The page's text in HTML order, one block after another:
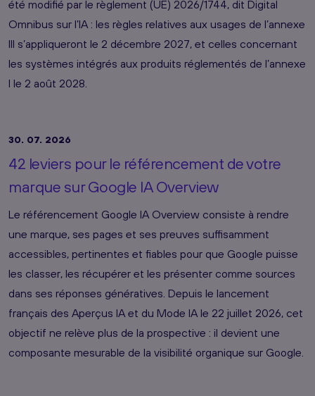
été modifié par le règlement (UE) 2026/1744, dit Digital
Omnibus sur l’IA : les règles relatives aux usages de l’annexe
III s’appliqueront le 2 décembre 2027, et celles concernant
les systèmes intégrés aux produits réglementés de l’annexe
I le 2 août 2028.
30. 07. 2026
42 leviers pour le référencement de votre
marque sur Google IA Overview
Le référencement Google IA Overview consiste à rendre
une marque, ses pages et ses preuves suffisamment
accessibles, pertinentes et fiables pour que Google puisse
les classer, les récupérer et les présenter comme sources
dans ses réponses génératives. Depuis le lancement
français des Aperçus IA et du Mode IA le 22 juillet 2026, cet
objectif ne relève plus de la prospective : il devient une
composante mesurable de la visibilité organique sur Google.